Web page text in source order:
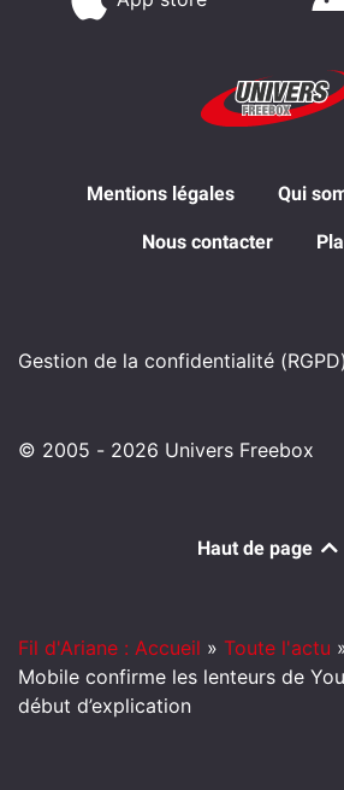
Mentions légales Qui
Nous contacter
Gestion de la confidentialité (RGPD)
© 2005 - 2026 Univers Freebox
Haut de page
Fil d'Ariane : Accueil » Toute l'actu
Mobile confirme les lenteurs de
début d’explication